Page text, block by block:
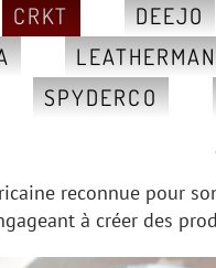
CRKT
DEEJO
LEATHERMAN
SPYDERCO
reconnue pour
à créer des